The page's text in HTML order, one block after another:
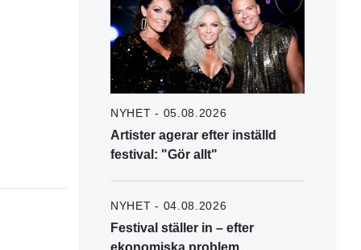
NYHET - 05.08.2026
Artister agerar efter inställd
festival: "Gör allt"
NYHET - 04.08.2026
Festival ställer in – efter
ekonomiska problem